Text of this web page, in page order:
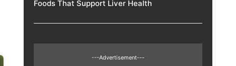
Foods That Support Liver Health
---Advertisement---